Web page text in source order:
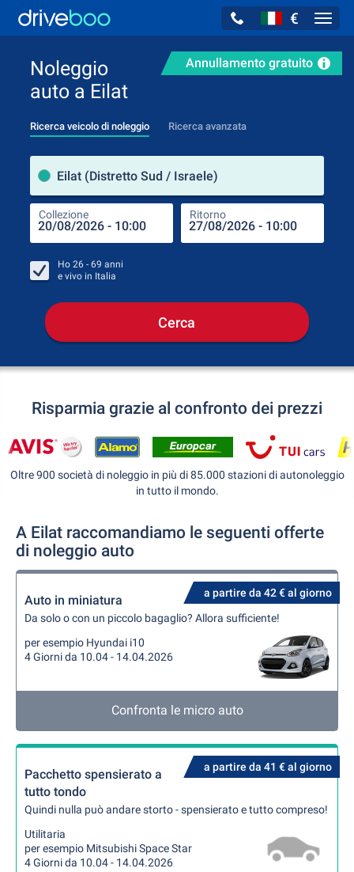
€
Annullamento gratuito
Noleggio
auto a Eilat
Ricerca veicolo di noleggio Ricerca avanzata
Eilat (Distretto Sud / Israele)
Collezione Ritorno
Ho 26 - 69 anni
e vivo in Italia
Cerca
Risparmia grazie al confronto dei prezzi
Oltre 900 società di noleggio in più di 85.000 stazioni di autonoleggio
in tutto il mondo.
A Eilat raccomandiamo le seguenti offerte
di noleggio auto
a partire da 42 € al giorno
Auto in miniatura
Da solo o con un piccolo bagaglio? Allora sufficiente!
per esempio Hyundai i10
4 Giorni da 10.04 - 14.04.2026
Confronta le micro auto
a partire da 41 € al giorno
Pacchetto spensierato a
tutto tondo
Quindi nulla può andare storto - spensierato e tutto compreso!
Utilitaria
per esempio Mitsubishi Space Star
4 Giorni da 10.04 - 14.04.2026